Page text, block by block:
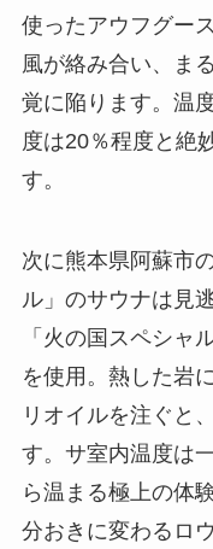
使ったアウフグー
風が絡み合い、ま
覚に陥ります。温
度は20％程度と絶
す。
次に熊本県阿蘇市
ル」のサウナは見
「火の国スペシャ
を使用。熱した岩
リオイルを注ぐと
す。サ室内温度は
ら温まる極上の体
分おきに変わるロ